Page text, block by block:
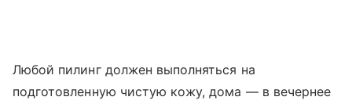
Любой пилинг должен выполняться на
подготовленную чистую кожу, дома — в вечернее